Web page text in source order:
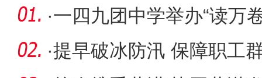
·一四九团中学举办“读万
节讲座
·提早破冰防汛 保障职工